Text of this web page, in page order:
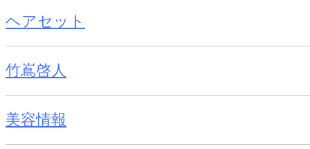
ヘアセット
竹嶌啓人
美容情報